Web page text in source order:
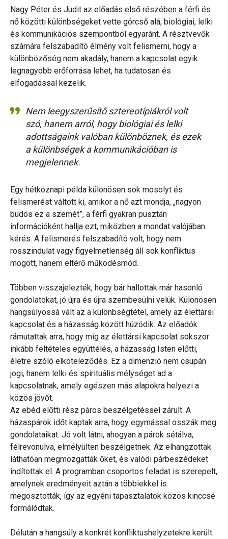
Nagy Péter és Judit az előadás első részében a férfi és
nő közötti különbségeket vette górcső alá, biológiai, lelki
és kommunikációs szempontból egyaránt. A résztvevők
számára felszabadító élmény volt felismerni, hogy a
különbözőség nem akadály, hanem a kapcsolat egyik
legnagyobb erőforrása lehet, ha tudatosan és
elfogadással kezelik.
Nem leegyszerűsítő sztereotípiákról volt
szó, hanem arról, hogy biológiai és lelki
adottságaink valóban különböznek, és ezek
a különbségek a kommunikációban is
megjelennek.
Egy hétköznapi példa különösen sok mosolyt és
felismerést váltott ki, amikor a nő azt mondja, „nagyon
büdös ez a szemét”, a férfi gyakran pusztán
információként hallja ezt, miközben a mondat valójában
kérés. A felismerés felszabadító volt, hogy nem
rosszindulat vagy figyelmetlenség áll sok konfliktus
mögött, hanem eltérő működésmód.
Többen visszajelezték, hogy bár hallottak már hasonló
gondolatokat, jó újra és újra szembesülni velük. Különösen
hangsúlyossá vált az a különbségtétel, amely az élettársi
kapcsolat és a házasság között húzódik. Az előadók
rámutattak arra, hogy míg az élettársi kapcsolat sokszor
inkább feltételes együttélés, a házasság Isten előtti,
életre szóló elköteleződés. Ez a dimenzió nem csupán
jogi, hanem lelki és spirituális mélységet ad a
kapcsolatnak, amely egészen más alapokra helyezi a
közös jövőt.
Az ebéd előtti rész páros beszélgetéssel zárult. A
házaspárok időt kaptak arra, hogy egymással osszák meg
gondolataikat. Jó volt látni, ahogyan a párok sétálva,
félrevonulva, elmélyülten beszélgetnek. Az elhangzottak
láthatóan megmozgatták őket, és valódi párbeszédeket
indítottak el. A programban csoportos feladat is szerepelt,
amelynek eredményeit aztán a többiekkel is
megosztották, így az egyéni tapasztalatok közös kinccsé
formálódtak.
Délután a hangsúly a konkrét konfliktushelyzetekre került.